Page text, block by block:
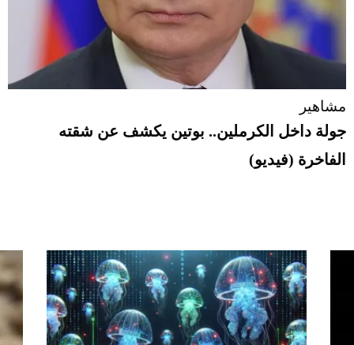
مشاهير
جولة داخل الكرملين.. بوتين يكشف عن شقته
الفاخرة (فيديو)